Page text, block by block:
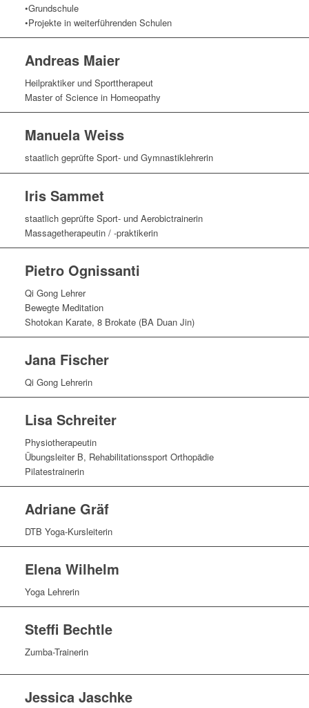
•Grundschule
•Projekte in weiterführenden Schulen
Andreas Maier
Heilpraktiker und Sporttherapeut
Master of Science in Homeopathy
Manuela Weiss
staatlich geprüfte Sport- und Gymnastiklehrerin
Iris Sammet
staatlich geprüfte Sport- und Aerobictrainerin
Massagetherapeutin / -praktikerin
Pietro Ognissanti
Qi Gong Lehrer
Bewegte Meditation
Shotokan Karate, 8 Brokate (BA Duan Jin)
Jana Fischer
Qi Gong Lehrerin
Lisa Schreiter
Physiotherapeutin
Übungsleiter B, Rehabilitationssport Orthopädie
Pilatestrainerin
Adriane Gräf
DTB Yoga-Kursleiterin
Elena Wilhelm
Yoga Lehrerin
Steffi Bechtle
Zumba-Trainerin
Jessica Jaschke